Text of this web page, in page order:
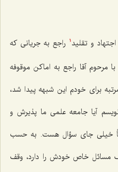
و تقلید 1
راجع به جریانی كه
آقا راجع به اماكن موقوفه
برای خودم این شبهه پیدا شد،
آیا جامعه علمی ما پذیرش و
خیلی جای سؤال هست. به حسب
مسائل خاص خودش را دارد، وقف